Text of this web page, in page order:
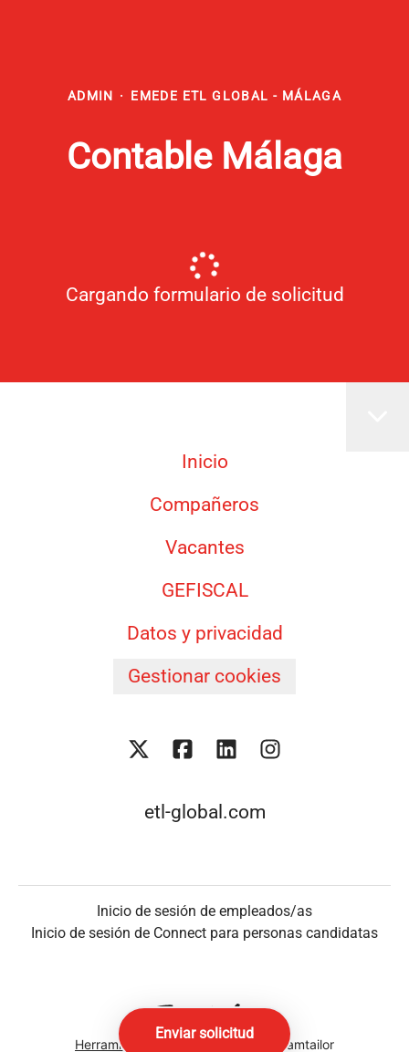
Enviar solicitud
ADMIN · EMEDE ETL GLOBAL - MÁLAGA
Contable Málaga
Cargando formulario de solicitud
Inicio
Compañeros
Vacantes
GEFISCAL
Datos y privacidad
Gestionar cookies
etl-global.com
Inicio de sesión de empleados/as
Inicio de sesión de Connect para personas candidatas
Herramientas de seguimiento de Teamtailor